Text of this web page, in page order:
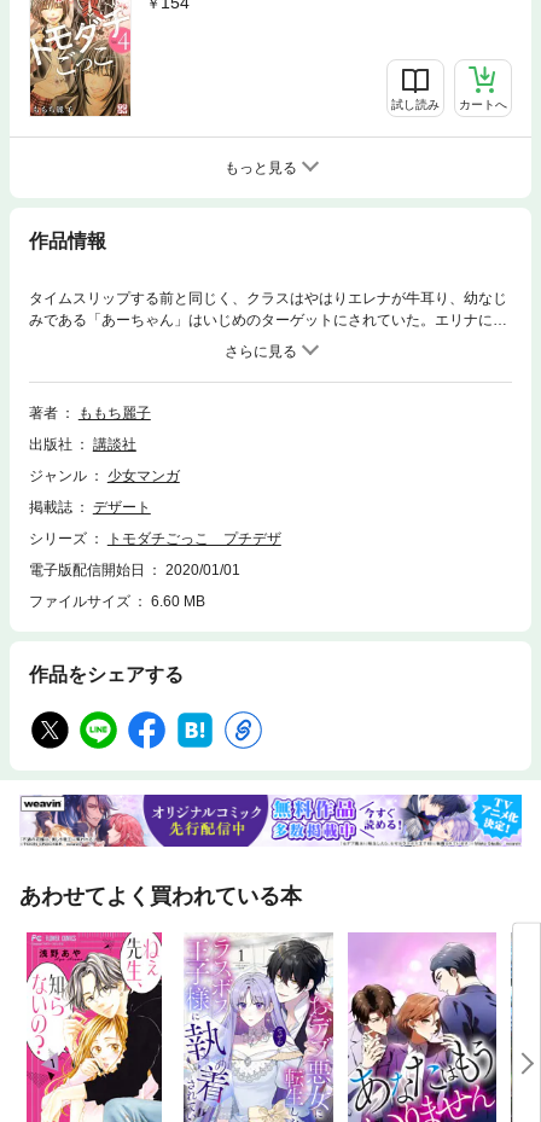
試し読み カートへ
もっと見る
作品情報
タイムスリップする前と同じく、クラスはやはりエレナが牛耳り、幼なじ
みである「あーちゃん」はいじめのターゲットにされていた。エリナに取
り入りながら、あーちゃんを陰で救おうとするみどりだったが、その企み
もバレてしまう。そんな中、かつての男友達「トリハダ」が現れ…第二の
人生を手に入れたとき、その選択は忘れることか復讐することか、それと
も？ ももち麗子が挑む、タイムスリップ・ストーリー第7話!!
著者
ももち麗子
出版社
講談社
ジャンル
少女マンガ
掲載誌
デザート
シリーズ
トモダチごっこ プチデザ
電子版配信開始日
2020/01/01
ファイルサイズ
6.60 MB
作品をシェアする
あわせてよく買われている本